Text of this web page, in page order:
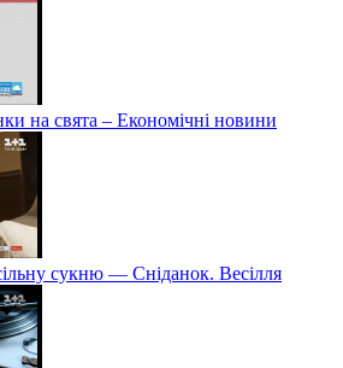
на свята – Економічні новини
сукню — Сніданок. Весілля